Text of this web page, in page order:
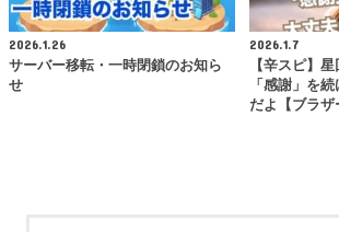
2026.1.26
サーバー移転・一時閉鎖のお知ら
せ
2026.1.7
【辛スピ】
「感謝」を
だよ【ブラザ